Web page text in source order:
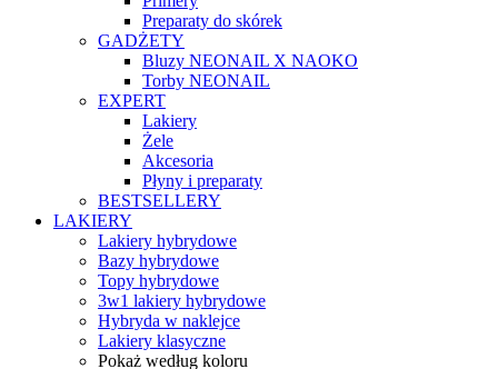
Preparaty do skórek
GADŻETY
Bluzy NEONAIL X NAOKO
Torby NEONAIL
EXPERT
Lakiery
Żele
Akcesoria
Płyny i preparaty
BESTSELLERY
LAKIERY
Lakiery hybrydowe
Bazy hybrydowe
Topy hybrydowe
3w1 lakiery hybrydowe
Hybryda w naklejce
Lakiery klasyczne
Pokaż według koloru